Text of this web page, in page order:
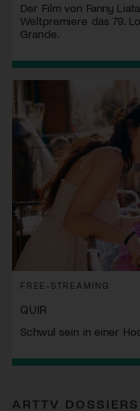
Der Film von Fanny
Weltpremiere das 79.
Grande.
FREE-STREAMING
QUIR
Schwul sein in einer
ARTTV DOSSIERS